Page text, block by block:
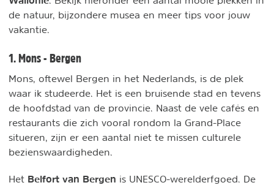
de natuur, bijzondere musea en meer tips voor jouw
vakantie.
1. Mons - Bergen
Mons, oftewel Bergen in het Nederlands, is de plek
waar ik studeerde. Het is een bruisende stad en tevens
de hoofdstad van de provincie. Naast de vele cafés en
restaurants die zich vooral rondom la Grand-Place
situeren, zijn er een aantal niet te missen culturele
bezienswaardigheden.
Het Belfort van Bergen is UNESCO-werelderfgoed. De